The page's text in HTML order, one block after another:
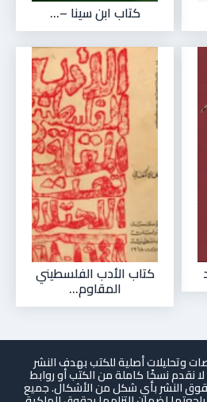
كتاب ابن سينا –...
كتاب الأدب الفلسطيني
المقاوم...
وتحليلات أصلية للكتب بهدف النشر
نقدم نسخًا كاملة من الكتب أو روابط
النشر بأي شكل من الأشكال. جميع